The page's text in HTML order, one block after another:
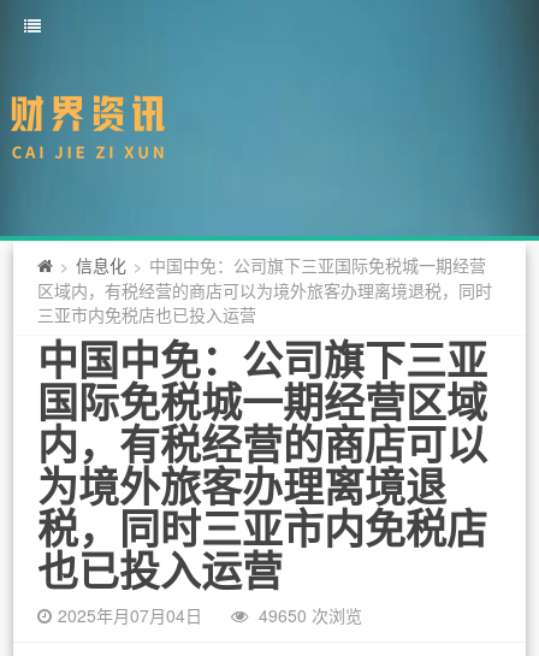
> 信息化 > 中国中免：公司旗下三亚国际免税城一期经营
区域内，有税经营的商店可以为境外旅客办理离境退税，同时
三亚市内免税店也已投入运营
中国中免：公司旗下三亚
国际免税城一期经营区域
内，有税经营的商店可以
为境外旅客办理离境退
税，同时三亚市内免税店
也已投入运营
2025年月07月04日 49650 次浏览